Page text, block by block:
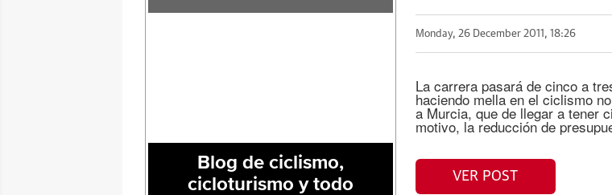
Monday, 26 December 2011, 18:26
La carrera pasará de cinco a
haciendo mella en el ciclismo
a Murcia, que de llegar a tener
motivo, la reducción de
VER POST
Blog de ciclismo,
cicloturismo y todo